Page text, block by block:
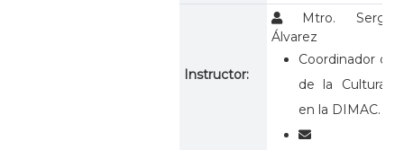
Instructor:
Mtro. Sergio
Álvarez
Coordinador de
de la Cultura
en la DIMAC.